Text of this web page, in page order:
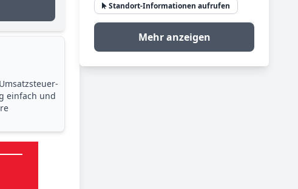
einfach und
Standort-Informationen aufrufen
Mehr anzeigen